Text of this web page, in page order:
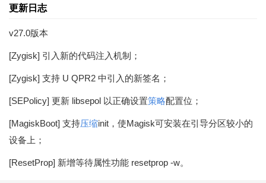
更新日志
v27.0版本
[Zygisk] 引入新的代码注入机制；
[Zygisk] 支持 U QPR2 中引入的新签名；
[SEPolicy] 更新 libsepol 以正确设置策略配置位；
[MagiskBoot] 支持压缩init，使Magisk可安装在引导分区较小的
设备上；
[ResetProp] 新增等待属性功能 resetprop -w。